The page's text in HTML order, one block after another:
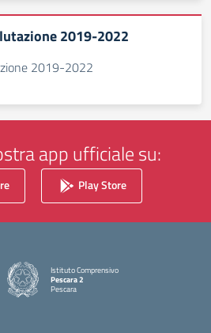
2019-2022
2019-2022
app ufficiale su:
Play Store
Istituto Comprensivo
Pescara 2
Pescara